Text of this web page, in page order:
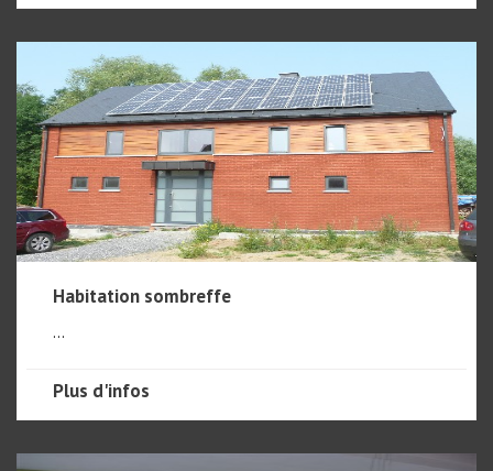
Habitation sombreffe
...
Plus d'infos